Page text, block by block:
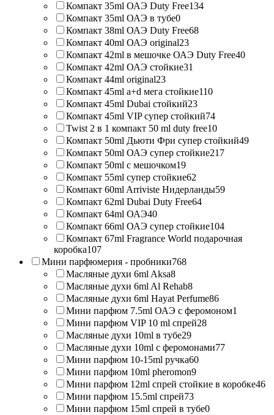
Компакт 35ml ОАЭ Duty Free134
Компакт 35ml ОАЭ в тубе0
Компакт 38ml ОАЭ Duty Free68
Компакт 40ml ОАЭ original23
Компакт 42ml в мешочке ОАЭ Duty Free40
Компакт 42ml ОАЭ стойкие31
Компакт 44ml original23
Компакт 45ml a+d мега стойкие110
Компакт 45ml Dubai стойкий23
Компакт 45ml VIP супер стойкий74
Twist 2 в 1 компакт 50 ml duty free10
Компакт 50ml Дьюти Фри супер стойкий49
Компакт 50ml ОАЭ супер стойкие217
Компакт 50ml с мешочком19
Компакт 55ml супер стойкие62
Компакт 60ml Arriviste Нидерланды59
Компакт 62ml Dubai Duty Free64
Компакт 64ml ОАЭ40
Компакт 66ml ОАЭ супер стойкие104
Компакт 67ml Fragrance World подарочная
коробка107
Мини парфюмерия - пробники768
Масляные духи 6ml Aksa8
Масляные духи 6ml Al Rehab8
Масляные духи 6ml Hayat Perfume86
Мини парфюм 7.5ml ОАЭ с феромоном1
Мини парфюм VIP 10 ml спрей28
Масляные духи 10ml в тубе29
Масляные духи 10ml с феромонами77
Мини парфюм 10-15ml ручка60
Мини парфюм 10ml pheromon9
Мини парфюм 12ml спрей стойкие в коробке46
Мини парфюм 15.5ml спрей73
Мини парфюм 15ml спрей в тубе0